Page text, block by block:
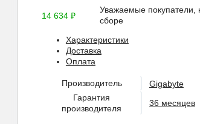
14 634 ₽
Уважаемые покупатели,
сборе
Характеристики
Доставка
Оплата
Производитель
Gigabyte
Гарантия
производителя
36 месяцев